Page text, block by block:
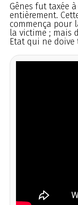
Gênes fut taxée
entièrement.
commença pour
la victime ; mais
Etat qui ne doive